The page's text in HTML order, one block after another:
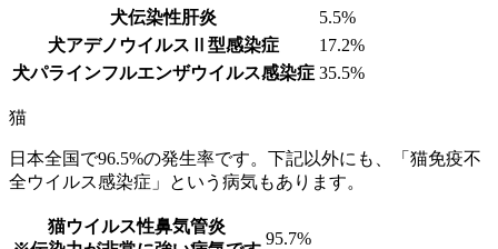
犬伝染性肝炎
5.5%
犬アデノウイルスⅡ型感染症
17.2%
犬パラインフルエンザウイルス感染症 35.5%
猫
日本全国で96.5%の発生率です。下記以外にも、「猫免疫不
全ウイルス感染症」という病気もあります。
猫ウイルス性鼻気管炎
95.7%